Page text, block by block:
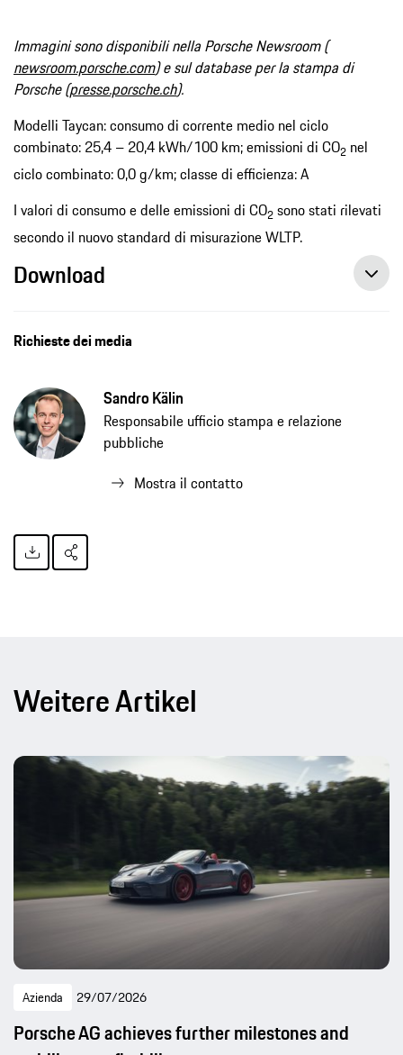
Immagini sono disponibili nella Porsche Newsroom (
newsroom.porsche.com) e sul database per la stampa di
Porsche (presse.porsche.ch).
Modelli Taycan: consumo di corrente medio nel ciclo
combinato: 25,4 – 20,4 kWh/100 km; emissioni di CO2 nel
ciclo combinato: 0,0 g/km; classe di efficienza: A
I valori di consumo e delle emissioni di CO2 sono stati rilevati
secondo il nuovo standard di misurazione WLTP.
Download
Richieste dei media
Sandro Kälin
Responsabile ufficio stampa e relazione
pubbliche
Mostra il contatto
Weitere Artikel
Azienda 29/07/2026
Porsche AG achieves further milestones and